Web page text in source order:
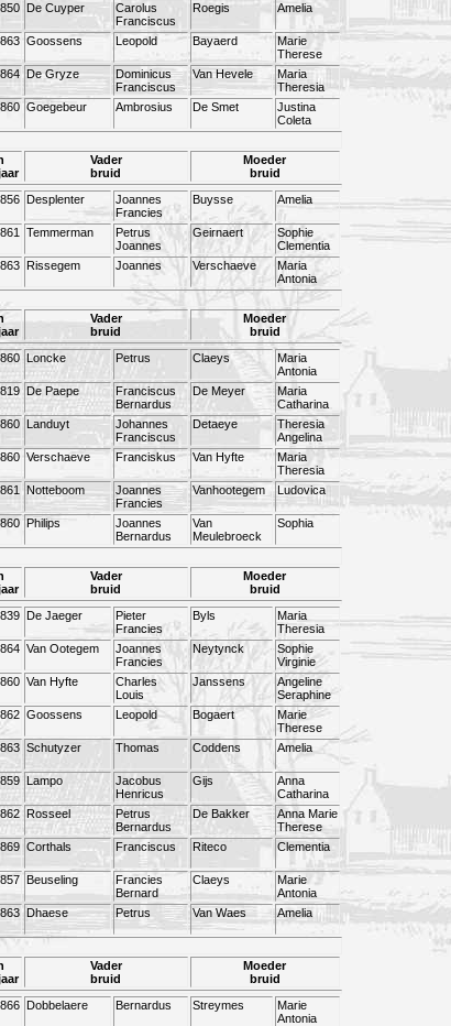
De Cuyper
Carolus
Franciscus
Roegis Amelia
Goossens Leopold Bayaerd
Marie
Therese
De Gryze
Dominicus
Franciscus
Van Hevele
Maria
Theresia
Goegebeur Ambrosius De Smet
Justina
Coleta
Vader
bruid
Moeder
bruid
Desplenter
Joannes
Francies
Buysse Amelia
Temmerman
Petrus
Joannes
Geirnaert
Sophie
Clementia
Rissegem Joannes Verschaeve
Maria
Antonia
Vader
bruid
Moeder
bruid
Loncke Petrus Claeys
Maria
Antonia
De Paepe
Franciscus
Bernardus
De Meyer
Maria
Catharina
Landuyt
Johannes
Franciscus
Detaeye
Theresia
Angelina
Verschaeve Franciskus Van Hyfte
Maria
Theresia
Notteboom
Joannes
Francies
Vanhootegem Ludovica
Philips
Joannes
Bernardus
Van
Meulebroeck
Sophia
Vader
bruid
Moeder
bruid
De Jaeger
Pieter
Francies
Byls
Maria
Theresia
Van Ootegem
Joannes
Francies
Neytynck
Sophie
Virginie
Van Hyfte
Charles
Louis
Janssens
Angeline
Seraphine
Goossens Leopold Bogaert
Marie
Therese
Schutyzer Thomas Coddens Amelia
Lampo
Jacobus
Henricus
Gijs
Anna
Catharina
Rosseel
Petrus
Bernardus
De Bakker
Anna Marie
Therese
Corthals Franciscus Riteco Clementia
Beuseling
Francies
Bernard
Claeys
Marie
Antonia
Dhaese Petrus Van Waes Amelia
Vader
bruid
Moeder
bruid
Dobbelaere Bernardus Streymes
Marie
Antonia